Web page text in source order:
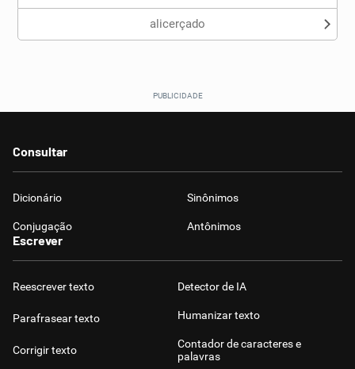
alicerçado
Consultar
Dicionário Sinônimos
Conjugação Antônimos
Escrever
Reescrever texto
Parafrasear texto
Corrigir texto
Detector de IA
Humanizar texto
Contador de caracteres e
palavras